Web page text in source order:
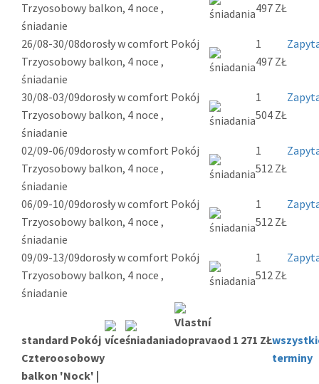
Trzyosobowy balkon, 4 noce ,
śniadanie
497 ZŁ
26/08-30/08dorosły w comfort Pokój
Trzyosobowy balkon, 4 noce ,
śniadanie
1
497 ZŁ
30/08-03/09dorosły w comfort Pokój
Trzyosobowy balkon, 4 noce ,
śniadanie
1
504 ZŁ
02/09-06/09dorosły w comfort Pokój
Trzyosobowy balkon, 4 noce ,
śniadanie
1
512 ZŁ
06/09-10/09dorosły w comfort Pokój
Trzyosobowy balkon, 4 noce ,
śniadanie
1
512 ZŁ
09/09-13/09dorosły w comfort Pokój
Trzyosobowy balkon, 4 noce ,
śniadanie
1
512 ZŁ
standard Pokój
Czteroosobowy
balkon 'Nock' |
od 1 271 ZŁ
terminy